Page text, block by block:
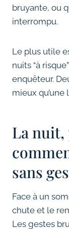
bruyante, ou
interrompu.
Le plus utile
nuits “à
enquêteur.
mieux qu’une
La
sans
Face à un
chute et le
Les gestes